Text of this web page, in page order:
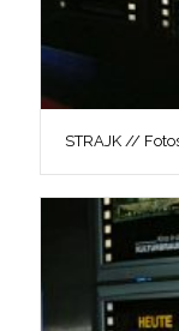
STRAJK //